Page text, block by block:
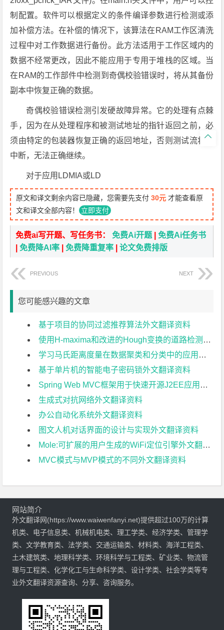
制配置。软件可以根据定义的条件编译参数进行检测或添
加补偿方法。在补偿的情况下，该算法在RAM工作区清洗
过程中对工作数据进行备份。此方法适用于工作区域内的
数据不经常更改，因此不能应用于专用于堆栈的区域。当
在RAM的工作部件中检测到奇偶校验错误时，将从其备份
副本中恢复正确的数据。
奇偶校验错误检测引发硬故障异常。它的处理有点棘
手，因为在从处理程序和被测试地址的指针返回之前，必
须由特定的包装器恢复正确的返回地址，否则测试流将被
中断，无法正确继续。
对于应用LDMIA或LD
原文和译文剩余内容已隐藏，您需要先支付30元 才能查看原
文和译文全部内容！ 立即支付
免费ai写开题、写任务书：免费Ai开题 |免费Ai任务书
|免费降AI率 |免费降重复率 |论文免费排版
PREVIOUS NEXT
您可能感兴趣的文章
基于项目的协同过滤推荐算法外文翻译资料
使用H-maxima和改进的Hough变换的道路检测外文翻译资料
学习马氏距离度量在数据聚类和分类中的应用外文翻译资料
基于单片机的智能电子密码锁外文翻译资料
Spring Web MVC框架用于快速开源J2EE应用开发:案例研究外文翻译资料
生成式对抗网络外文翻译资料
办公自动化系统外文翻译资料
图文人机对话界面的设计与实现外文翻译资料
Mole:可扩展的用户生成的WiFi定位引擎外文翻译资料
MVC模式与MVP模式的不同外文翻译资料

网站简介
外文翻译网(https://www.waiwenfanyi.net)提供超过100万的计算
机类、电子信息类、机械机电类、理工学类、经济学类、管理学
类、文学教育类、法学类、交通运输类、材料类、海洋工程类、
土木建筑类、地理科学类、环境科学与工程类、矿业类、物流管
理与工程类、化学化工与生命科学类、设计学类、社会学类等专
业外文翻译资源查询、分享、咨询服务。